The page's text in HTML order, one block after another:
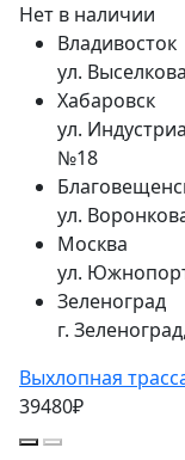
Нет в наличии
Владивосток
ул.
Хабаровск
ул.
№18
ул.
Москва
ул.
Зеленоград
г.
Выхлопная
39480₽